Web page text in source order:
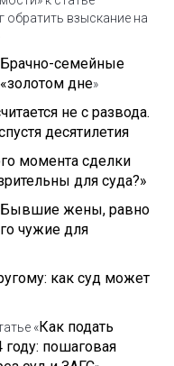
обратить взыскание на
Брачно-семейные
дне»
не с развода.
десятилетия
момента сделки
для суда?»
Бывшие жены, равно
чужие для
как суд может
«Как подать
году: пошаговая